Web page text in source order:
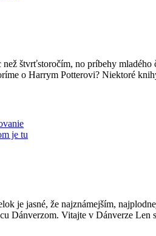
štvrťstoročím, no príbehy
o Harrym Potterovi? Niektoré
je tu
je jasné, že najznámejším,
Dánverzom. Vitajte v Dánverze